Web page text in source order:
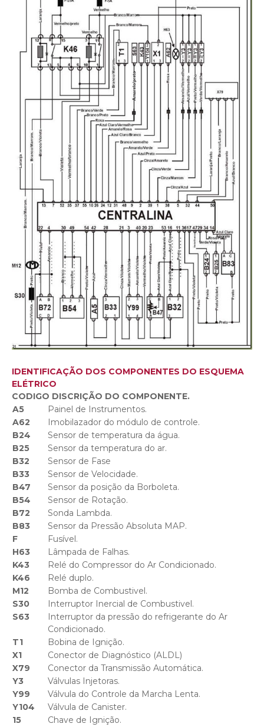
IDENTIFICAÇÃO DOS COMPONENTES DO ESQUEMA
ELÉTRICO
CODIGO DISCRIÇÃO DO COMPONENTE.
A5
Painel de Instrumentos.
A62
Imobilazador do módulo de controle.
B24
Sensor de temperatura da água.
B25
Sensor da temperatura do ar.
B32
Sensor de Fase
B33
Sensor de Velocidade.
B47
Sensor da posição da Borboleta.
B54
Sensor de Rotação.
B72
Sonda Lambda.
B83
Sensor da Pressão Absoluta MAP.
F
Fusível.
H63
Lâmpada de Falhas.
K43
Relé do Compressor do Ar Condicionado.
K46
Relé duplo.
M12
Bomba de Combustivel.
S30
Interruptor Inercial de Combustivel.
S63
Interruptor da pressão do refrigerante do Ar
Condicionado.
T1
Bobina de Ignição.
X1
Conector de Diagnóstico (ALDL)
X79
Conector da Transmissão Automática.
Y3
Válvulas Injetoras.
Y99
Válvula do Controle da Marcha Lenta.
Y104
Válvula de Canister.
15
Chave de Ignição.